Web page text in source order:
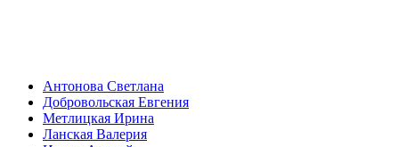
Антонова Светлана
Добровольская Евгения
Метлицкая Ирина
Ланская Валерия